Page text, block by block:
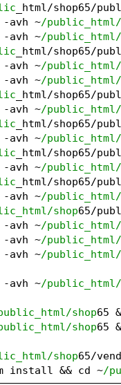
_html/shop65/
-avh ~/public_html/
-avh ~/public_html/
_html/shop65/
-avh ~/public_html/
-avh ~/public_html/
_html/shop65/
-avh ~/public_html/
_html/shop65/
-avh ~/public_html/
_html/shop65/
-avh ~/public_html/
_html/shop65/
-avh ~/public_html/
shop65/
-avh ~/public_html/
-avh ~/public_html/
-avh ~/public_html/
-avh ~/public_html/
shop65
shop65
shop65/
install && cd ~/